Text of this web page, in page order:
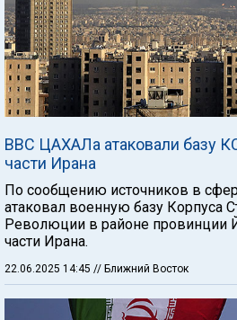
ВВС ЦАХАЛа атаковали базу
части Ирана
По сообщению источников в
атаковал военную базу Корпуса
Революции в районе провинции
части Ирана.
22.06.2025 14:45 // Ближний Восток